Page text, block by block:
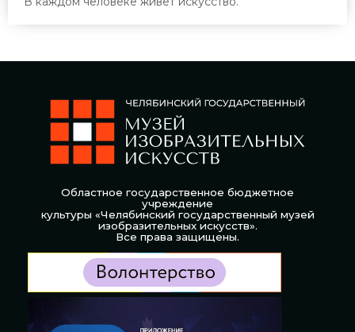
Областное государственное бюджетное
учреждение
культуры «Челябинский государственный музей
изобразительных искусств».
Все права защищены.